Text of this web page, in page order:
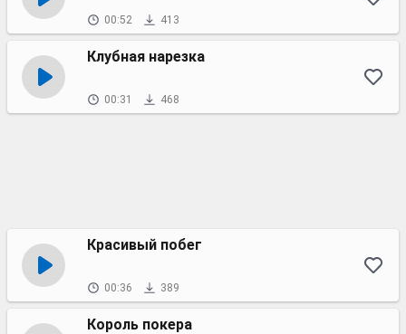
00:52 413
Клубная нарезка
00:31 468
Красивый побег
00:36 389
Король покера